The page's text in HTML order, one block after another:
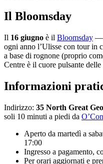
Il Bloomsday
Il 16 giugno è il Bloomsday —
ogni anno l’Ulisse con tour in
a base di rognone (proprio
Centre è il cuore pulsante
Informazioni
Indirizzo: 35 North Great
soli 10 minuti a piedi da
Aperto da martedì a
17:00
Ingresso a pagamento,
Per orari aggiornati e